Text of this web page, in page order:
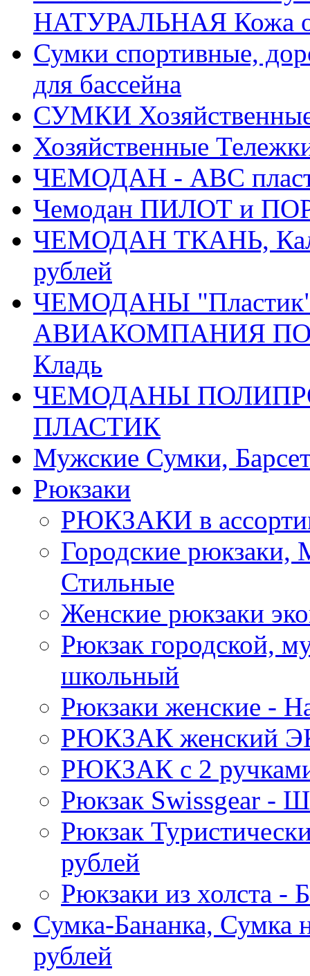
НАТУРАЛЬНАЯ Кожа
Сумки спортивные,
для бассейна
СУМКИ
Хозяйственные
ЧЕМОДАН - АВС
Чемодан ПИЛОТ и
ЧЕМОДАН ТКАНЬ,
рублей
ЧЕМОДАНЫ "Пластик"
АВИАКОМПАНИЯ
Кладь
ЧЕМОДАНЫ
ПЛАСТИК
Мужские Сумки,
Рюкзаки
РЮКЗАКИ в
Городские
Стильные
Женские рюкзаки
Рюкзак городской,
школьный
Рюкзаки женские -
РЮКЗАК женский
РЮКЗАК c 2 ручками
Рюкзак Swissgear
Рюкзак
рублей
Рюкзаки из холста
Сумка-Бананка, Сумка
рублей